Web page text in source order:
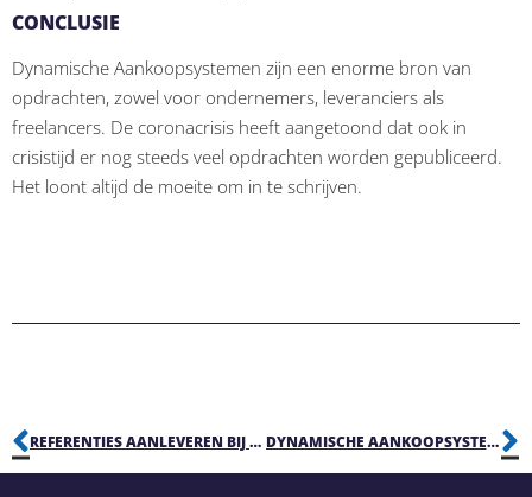
CONCLUSIE
Dynamische Aankoopsystemen zijn een enorme bron van
opdrachten, zowel voor ondernemers, leveranciers als
freelancers. De coronacrisis heeft aangetoond dat ook in
crisistijd er nog steeds veel opdrachten worden gepubliceerd.
Het loont altijd de moeite om in te schrijven.
REFERENTIES AANLEVEREN BIJ EEN TOELATINGSVERZOEK VAN EEN DYNAMISCH AANKOOPSYSTEEM? DYNAMISCHE AANKOOPSYSTEMEN – DRAAG ZORG VOOR JE LEVERANCIERSDOSSIER!